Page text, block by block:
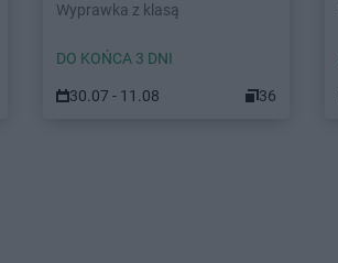
Wyprawka z klasą
DO KOŃCA 3 DNI
30.07 - 11.08 36